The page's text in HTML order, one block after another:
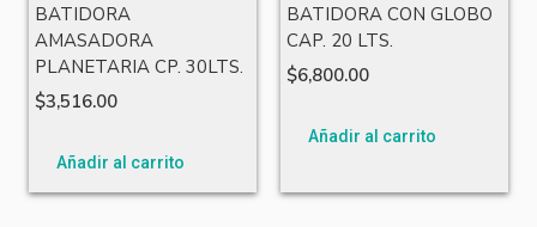
BATIDORA
AMASADORA
PLANETARIA CP. 30LTS.
$3,516.00
Añadir al carrito
BATIDORA CON GLOBO
CAP. 20 LTS.
$6,800.00
Añadir al carrito